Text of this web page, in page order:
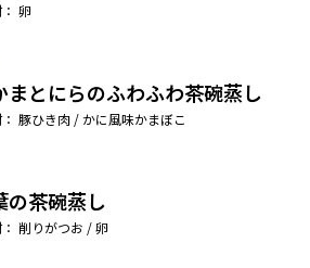
卵
まとにらのふわふわ茶碗蒸し
豚ひき肉 / かに風味かまぼこ
の茶碗蒸し
削りがつお / 卵